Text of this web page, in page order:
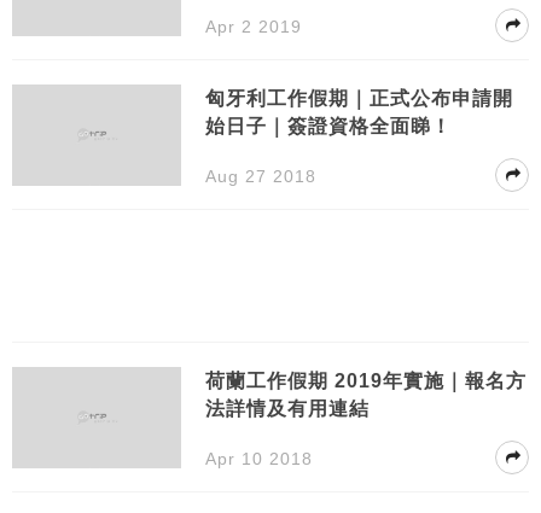
Apr 2 2019
匈牙利工作假期｜正式公布申請開
始日子｜簽證資格全面睇！
Aug 27 2018
荷蘭工作假期 2019年實施｜報名方
法詳情及有用連結
Apr 10 2018